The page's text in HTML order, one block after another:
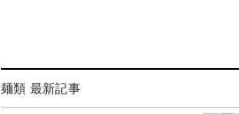
麺類 最新記事